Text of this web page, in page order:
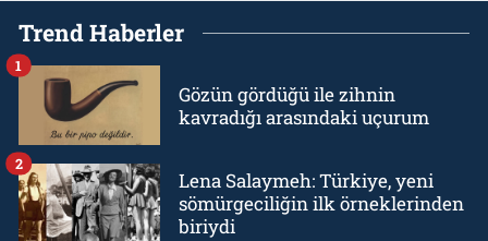
Trend Haberler
Gözün gördüğü ile zihnin
kavradığı arasındaki uçurum
1
Lena Salaymeh: Türkiye, yeni
sömürgeciliğin ilk örneklerinden
biriydi
2